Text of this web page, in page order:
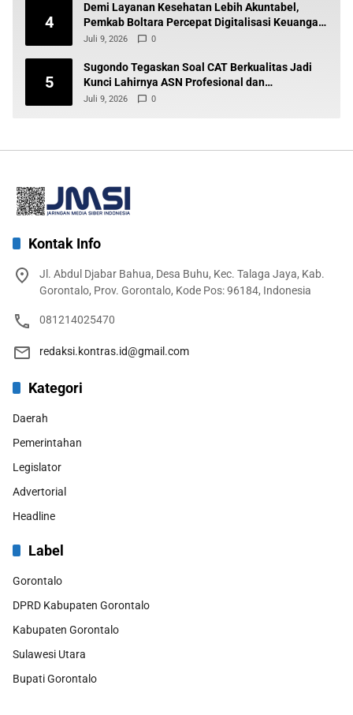
4
Demi Layanan Kesehatan Lebih Akuntabel,
Pemkab Boltara Percepat Digitalisasi Keuangan
BLUD
Juli 9, 2026 0
5
Sugondo Tegaskan Soal CAT Berkualitas Jadi
Kunci Lahirnya ASN Profesional dan
Berintegritas
Juli 9, 2026 0
Kontak Info
Jl. Abdul Djabar Bahua, Desa Buhu, Kec. Talaga Jaya, Kab.
Gorontalo, Prov. Gorontalo, Kode Pos: 96184, Indonesia
081214025470
redaksi.kontras.id@gmail.com
Kategori
Daerah
Pemerintahan
Legislator
Advertorial
Headline
Label
Gorontalo
DPRD Kabupaten Gorontalo
Kabupaten Gorontalo
Sulawesi Utara
Bupati Gorontalo